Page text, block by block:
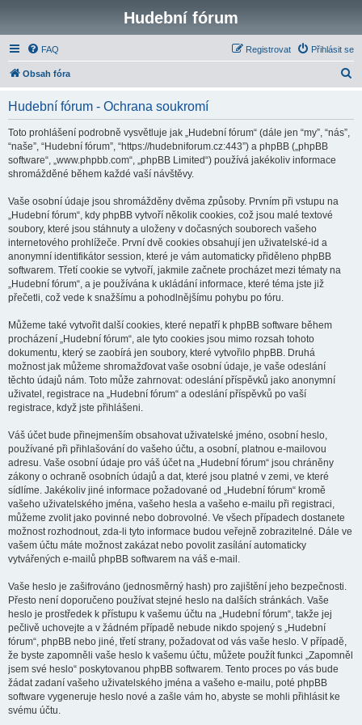
Hudební fórum
FAQ Přihlásit se
Registrovat
Obsah fóra
Hudební fórum - Ochrana soukromí
Toto prohlášení podrobně vysvětluje jak „Hudební fórum“ (dále jen “my”, “nás”,
“naše”, “Hudební fórum”, “https://hudebniforum.cz:443”) a phpBB („phpBB
software“, „www.phpbb.com“, „phpBB Limited“) používá jakékoliv informace
shromážděné během každé vaší návštěvy.
Vaše osobní údaje jsou shromážděny dvěma způsoby. Prvním při vstupu na
„Hudební fórum“, kdy phpBB vytvoří několik cookies, což jsou malé textové
soubory, které jsou stáhnuty a uloženy v dočasných souborech vašeho
internetového prohlížeče. První dvě cookies obsahují jen uživatelské-id a
anonymní identifikátor session, které je vám automaticky přiděleno phpBB
softwarem. Třetí cookie se vytvoří, jakmile začnete procházet mezi tématy na
„Hudební fórum“, a je používána k ukládání informace, které téma jste již
přečetli, což vede k snažšímu a pohodlnějšímu pohybu po fóru.
Můžeme také vytvořit další cookies, které nepatří k phpBB software během
procházení „Hudební fórum“, ale tyto cookies jsou mimo rozsah tohoto
dokumentu, který se zaobírá jen soubory, které vytvořilo phpBB. Druhá
možnost jak můžeme shromažďovat vaše osobní údaje, je vaše odeslání
těchto údajů nám. Toto může zahrnovat: odeslání příspěvků jako anonymní
uživatel, registrace na „Hudební fórum“ a odeslání příspěvků po vaší
registrace, když jste přihlášeni.
Váš účet bude přinejmenším obsahovat uživatelské jméno, osobní heslo,
používané při přihlašování do vašeho účtu, a osobní, platnou e-mailovou
adresu. Vaše osobní údaje pro váš účet na „Hudební fórum“ jsou chráněny
zákony o ochraně osobních údajů a dat, které jsou platné v zemi, ve které
sídlíme. Jakékoliv jiné informace požadované od „Hudební fórum“ kromě
vašeho uživatelského jména, vašeho hesla a vašeho e-mailu při registraci,
můžeme zvolit jako povinné nebo dobrovolné. Ve všech případech dostanete
možnost rozhodnout, zda-li tyto informace budou veřejně zobrazitelné. Dále ve
vašem účtu máte možnost zakázat nebo povolit zasílání automaticky
vytvářených e-mailů phpBB softwarem na váš e-mail.
Vaše heslo je zašifrováno (jednosměrný hash) pro zajištění jeho bezpečnosti.
Přesto není doporučeno používat stejné heslo na dalších stránkách. Vaše
heslo je prostředek k přístupu k vašemu účtu na „Hudební fórum“, takže jej
pečlivě uchovejte a v žádném případě nebude nikdo spojený s „Hudební
fórum“, phpBB nebo jiné, třetí strany, požadovat od vás vaše heslo. V případě,
že byste zapomněli vaše heslo k vašemu účtu, můžete použít funkci „Zapomněl
jsem své heslo“ poskytovanou phpBB softwarem. Tento proces po vás bude
žádat zadaní vašeho uživatelského jména a vašeho e-mailu, poté phpBB
software vygeneruje heslo nové a zašle vám ho, abyste se mohli přihlásit ke
svému účtu.